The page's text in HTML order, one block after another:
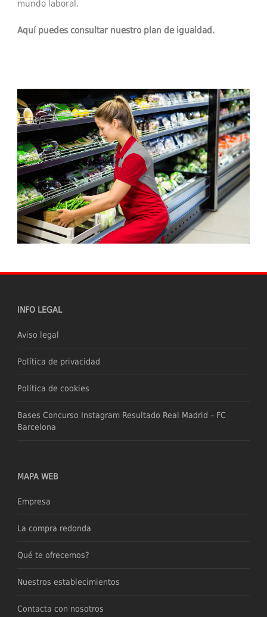
mundo laboral.
Aquí puedes consultar nuestro plan de igualdad.
INFO LEGAL
Aviso legal
Política de privacidad
Política de cookies
Bases Concurso Instagram Resultado Real Madrid – FC
Barcelona
MAPA WEB
Empresa
La compra redonda
Qué te ofrecemos?
Nuestros establecimientos
Contacta con nosotros